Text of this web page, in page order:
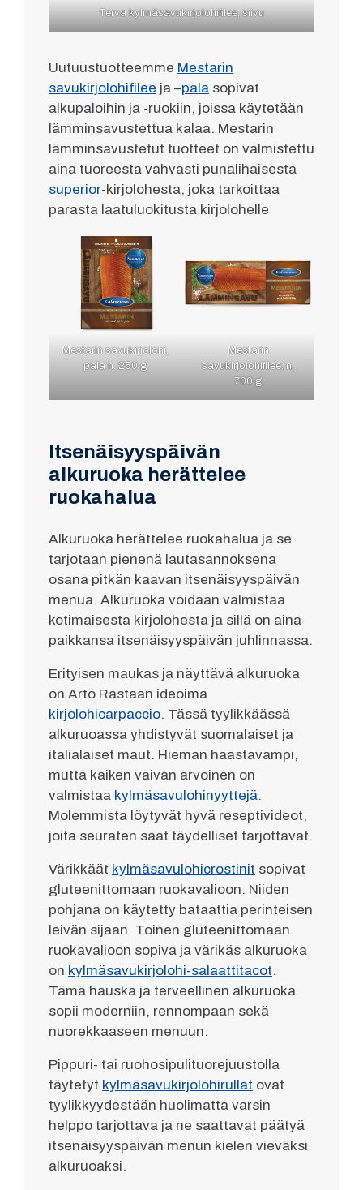
Terva kylmäsavukirjolohifilee, siivu
Uutuustuotteemme Mestarin
savukirjolohifilee ja –pala sopivat
alkupaloihin ja -ruokiin, joissa käytetään
lämminsavustettua kalaa. Mestarin
lämminsavustetut tuotteet on valmistettu
aina tuoreesta vahvasti punalihaisesta
superior-kirjolohesta, joka tarkoittaa
parasta laatuluokitusta kirjolohelle
Mestarin savukirjolohi,
pala n. 250 g
Mestarin
savukirjolohifilee, n.
700 g
Itsenäisyyspäivän
alkuruoka herättelee
ruokahalua
Alkuruoka herättelee ruokahalua ja se
tarjotaan pienenä lautasannoksena
osana pitkän kaavan itsenäisyyspäivän
menua. Alkuruoka voidaan valmistaa
kotimaisesta kirjolohesta ja sillä on aina
paikkansa itsenäisyyspäivän juhlinnassa.
Erityisen maukas ja näyttävä alkuruoka
on Arto Rastaan ideoima
kirjolohicarpaccio. Tässä tyylikkäässä
alkuruoassa yhdistyvät suomalaiset ja
italialaiset maut. Hieman haastavampi,
mutta kaiken vaivan arvoinen on
valmistaa kylmäsavulohinyyttejä.
Molemmista löytyvät hyvä reseptivideot,
joita seuraten saat täydelliset tarjottavat.
Värikkäät kylmäsavulohicrostinit sopivat
gluteenittomaan ruokavalioon. Niiden
pohjana on käytetty bataattia perinteisen
leivän sijaan. Toinen gluteenittomaan
ruokavalioon sopiva ja värikäs alkuruoka
on kylmäsavukirjolohi-salaattitacot.
Tämä hauska ja terveellinen alkuruoka
sopii moderniin, rennompaan sekä
nuorekkaaseen menuun.
Pippuri- tai ruohosipulituorejuustolla
täytetyt kylmäsavukirjolohirullat ovat
tyylikkyydestään huolimatta varsin
helppo tarjottava ja ne saattavat päätyä
itsenäisyyspäivän menun kielen vieväksi
alkuruoaksi.